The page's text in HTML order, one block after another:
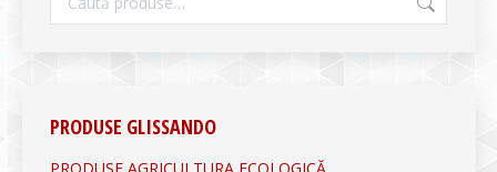
PRODUSE GLISSANDO